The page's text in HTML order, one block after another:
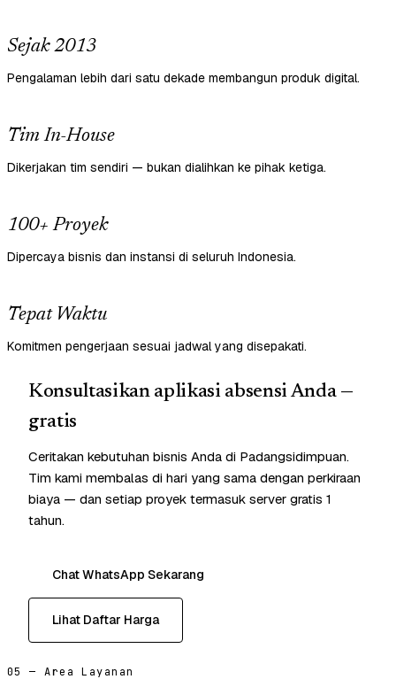
Sejak 2013
Pengalaman lebih dari satu dekade membangun produk digital.
Tim In-House
Dikerjakan tim sendiri — bukan dialihkan ke pihak ketiga.
100+ Proyek
Dipercaya bisnis dan instansi di seluruh Indonesia.
Tepat Waktu
Komitmen pengerjaan sesuai jadwal yang disepakati.
Konsultasikan aplikasi absensi Anda —
gratis
Ceritakan kebutuhan bisnis Anda di Padangsidimpuan.
Tim kami membalas di hari yang sama dengan perkiraan
biaya — dan setiap proyek termasuk server gratis 1
tahun.
Chat WhatsApp Sekarang
Lihat Daftar Harga
05 — Area Layanan